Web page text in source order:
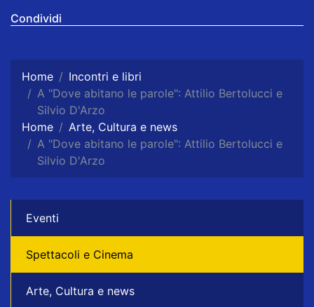
Condividi
Home
Incontri e libri
A "Dove abitano le parole": Attilio Bertolucci e
Silvio D'Arzo
Home
Arte, Cultura e news
A "Dove abitano le parole": Attilio Bertolucci e
Silvio D'Arzo
Eventi
Spettacoli e Cinema
Arte, Cultura e news